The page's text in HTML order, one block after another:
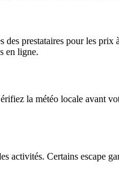
prestataires pour les
en ligne.
la météo locale avant
activités. Certains escape